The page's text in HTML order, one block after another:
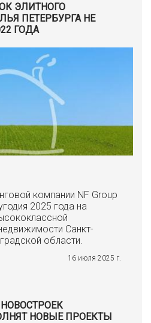
ЭЛИТНОГО
ПЕТЕРБУРГА НЕ
ГОДА
компании NF Group
2025 года на
Санкт-
области.
16 июля 2025 г.
НОВЫЕ ПРОЕКТЫ